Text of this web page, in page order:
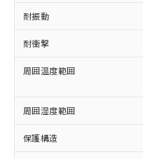
耐振動
耐衝撃
周囲温度範囲
周囲湿度範囲
保護構造
タに基づき
覧された時
準価格とは
正式な納期
様のお取引
ムロン制御
オムロン制
販売
鉛(Pb) 1000ppm以下
六価クロム(Cr(Ⅵ))
類(PBB) 1000ppm以
(PBDE) 1000ppm以下
ル) (DEHP)(別名：
ルベンジル（BBP）
（DBP） 1000ppm以
但し、RoHS指令で産
フタル酸エステル類の
図的な使用がないこと
*中国RoHS10物質の
Pb(鉛) :1000ppm、
Cr(Ⅵ)(六価クロム) :
ニル類) : 1000ppm、
ル類) : 1000ppm、
DBP(フタル酸ジブチ
DEHP(フタル酸ビス(2-
または国外
国政府の輸
可)を取得
当社は規制
全に破砕す
いよう必要
当社は貴社
ル、化学兵
武器並びに
一定数
一定数
在庫な
いては